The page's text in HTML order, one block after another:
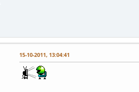
15-10-2011, 13:04:41